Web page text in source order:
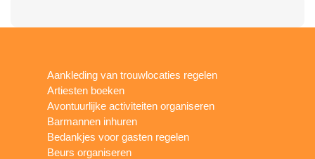
Aankleding van trouwlocaties regelen
Artiesten boeken
Avontuurlijke activiteiten organiseren
Barmannen inhuren
Bedankjes voor gasten regelen
Beurs organiseren